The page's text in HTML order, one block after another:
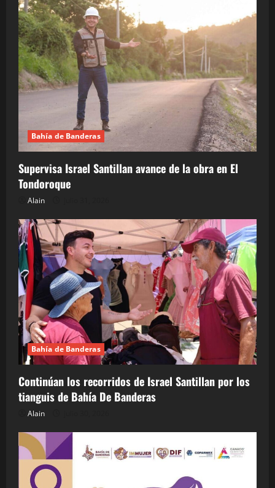
Bahía de Banderas
Supervisa Israel Santillan avance de la obra en El
Tondoroque
Alain
Bahía de Banderas
Continúan los recorridos de Israel Santillan por los
tianguis de Bahía De Banderas
Alain